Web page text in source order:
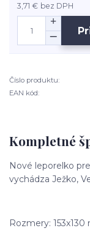
3,71 € bez DPH
Číslo produktu:
EAN kód:
Kompletné
Nové leporelko
vychádza Ježko,
Rozmery: 153x130